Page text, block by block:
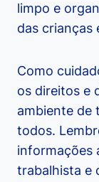
limpo e
das crianças
Como
os direitos e
ambiente de
todos.
informações
trabalhista e